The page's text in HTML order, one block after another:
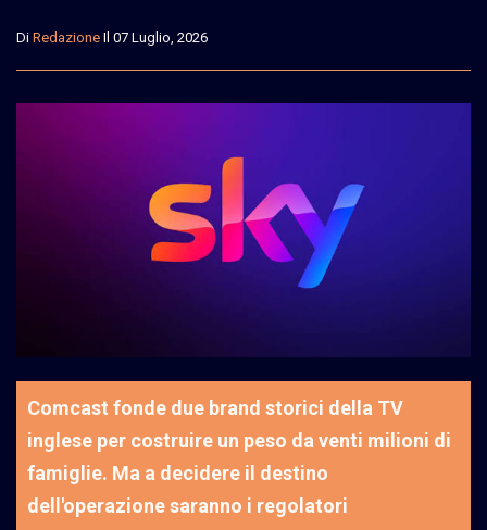
Di Redazione Il 07 Luglio, 2026
Comcast fonde due brand storici della TV
inglese per costruire un peso da venti milioni di
famiglie. Ma a decidere il destino
dell'operazione saranno i regolatori